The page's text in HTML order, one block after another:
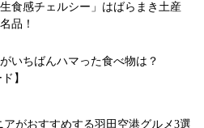
食感チェルシー」はばらまき土産
品！
いちばんハマった食べ物は？
】
アがおすすめする羽田空港グルメ3選